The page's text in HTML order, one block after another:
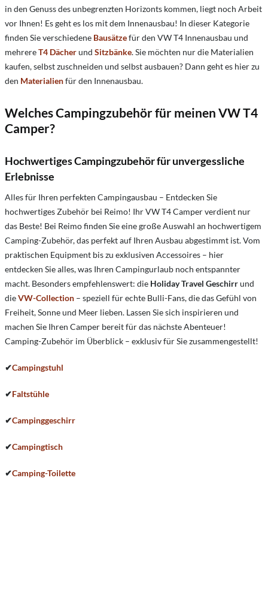
in den Genuss des unbegrenzten Horizonts kommen, liegt noch Arbeit
vor Ihnen! Es geht es los mit dem Innenausbau! In dieser Kategorie
finden Sie verschiedene Bausätzefür den VW T4 Innenausbau und
mehrereT4 Dächerund Sitzbänke. Sie möchten nur die Materialien
kaufen, selbst zuschneiden und selbst ausbauen? Dann geht es hier zu
den Materialienfür den Innenausbau.
Welches Campingzubehör für meinen VW T4
Camper?
Hochwertiges Campingzubehör für unvergessliche
Erlebnisse
Alles für Ihren perfekten Campingausbau – Entdecken Sie
hochwertiges Zubehör bei Reimo! Ihr VW T4 Camper verdient nur
das Beste! Bei Reimo finden Sie eine große Auswahl an hochwertigem
Camping-Zubehör, das perfekt auf Ihren Ausbau abgestimmt ist. Vom
praktischen Equipment bis zu exklusiven Accessoires – hier
entdecken Sie alles, was Ihren Campingurlaub noch entspannter
macht. Besonders empfehlenswert: die Holiday Travel Geschirrund
dieVW-Collection – speziell für echte Bulli-Fans, die das Gefühl von
Freiheit, Sonne und Meer lieben. Lassen Sie sich inspirieren und
machen Sie Ihren Camper bereit für das nächste Abenteuer!
Camping-Zubehör im Überblick – exklusiv für Sie zusammengestellt!
✔Campingstuhl
✔Faltstühle
✔Campinggeschirr
✔Campingtisch
✔Camping-Toilette